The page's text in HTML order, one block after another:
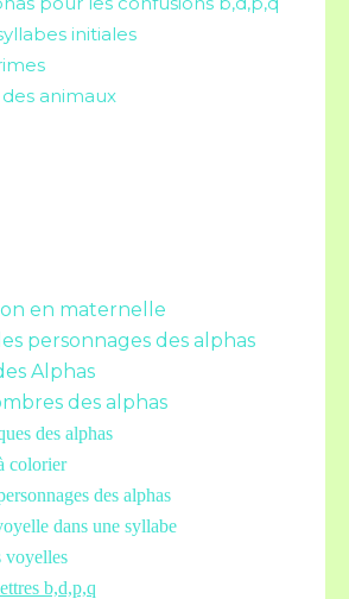
initiales
animaux
en maternelle
personnages des alphas
Alphas
des alphas
des alphas
colorier
des alphas
dans une syllabe
voyelles
b,d,p,q